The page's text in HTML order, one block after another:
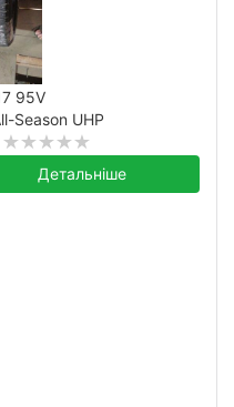
95V
Season UHP
Детальніше